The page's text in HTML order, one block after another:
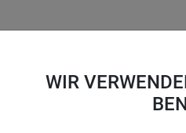
- Großrolle
WIR